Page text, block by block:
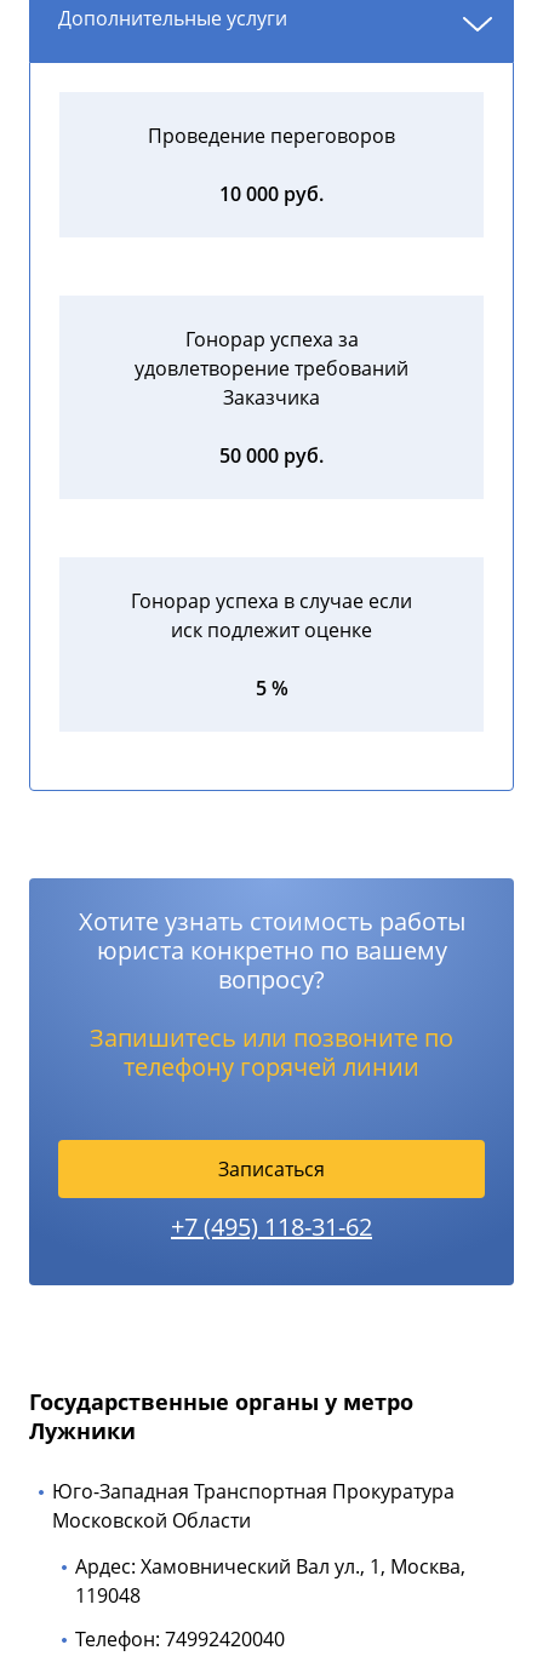
Дополнительные услуги
Проведение переговоров
10 000 руб.
Гонорар успеха за
удовлетворение требований
Заказчика
50 000 руб.
Гонорар успеха в случае если
иск подлежит оценке
5 %
Хотите узнать стоимость работы
юриста конкретно по вашему
вопросу?
Запишитесь или позвоните по
телефону горячей линии
Записаться
+7 (495) 118-31-62
Государственные органы у метро
Лужники
Юго-Западная Транспортная Прокуратура
Московской Области
Ардес: Хамовнический Вал ул., 1, Москва,
119048
Телефон: 74992420040